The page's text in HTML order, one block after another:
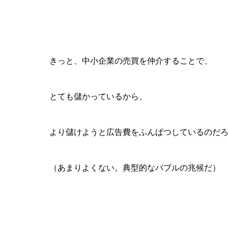
きっと、中小企業の売買を仲介することで、
とても儲かっているから、
より儲けようと広告費をふんぱつしているのだ
（あまりよくない。典型的なバブルの兆候だ）